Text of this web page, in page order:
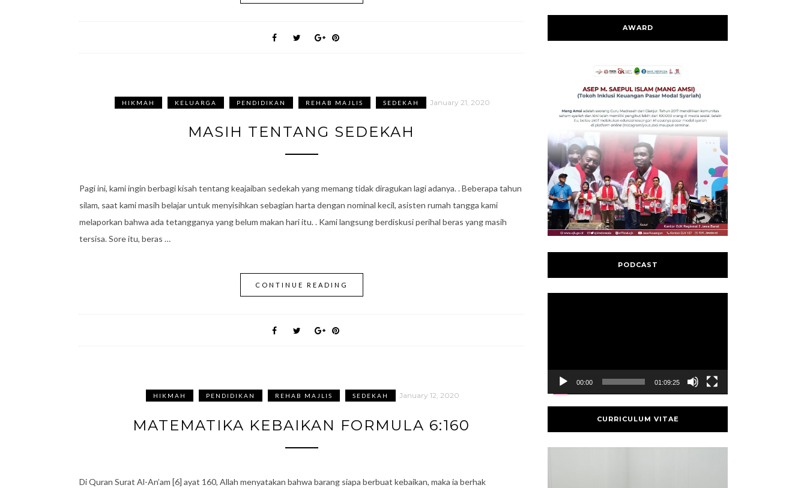
HIKMAH KELUARGA PENDIDIKAN REHAB MAJLIS SEDEKAH January 21, 2020
MASIH TENTANG SEDEKAH
Pagi ini, kami ingin berbagi kisah tentang keajaiban sedekah yang memang tidak diragukan lagi adanya. . Beberapa tahun
silam, saat kami masih belajar untuk menyisihkan sebagian harta dengan nominal kecil, asisten rumah tangga kami
melaporkan bahwa ada tetangganya yang belum makan hari itu. . Kami langsung berdiskusi perihal beras yang masih
tersisa. Sore itu, beras …
CONTINUE READING
HIKMAH PENDIDIKAN REHAB MAJLIS SEDEKAH January 12, 2020
MATEMATIKA KEBAIKAN FORMULA 6:160
Di Quran Surat Al-An’am [6] ayat 160, Allah menyatakan bahwa barang siapa berbuat kebaikan, maka ia berhak
AWARD
PODCAST
00:00 01:09:25
CURRICULUM VITAE